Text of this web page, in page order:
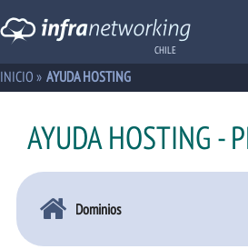
CHILE
INICIO » AYUDA HOSTING
AYUDA HOSTING -
Dominios